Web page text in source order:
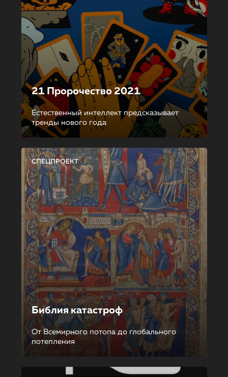
21 Пророчество 2021
Естественный интеллект предсказывает
тренды нового года
СПЕЦПРОЕКТ
Библия катастроф
От Всемирного потопа до глобального
потепления